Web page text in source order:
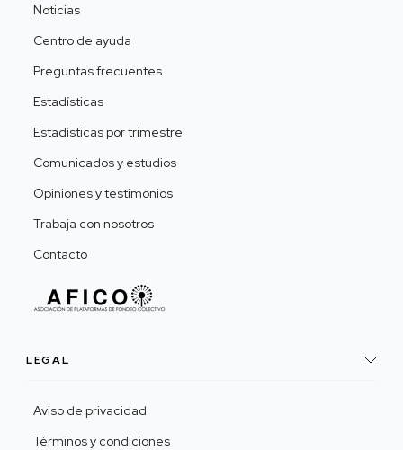
Noticias
Centro de ayuda
Preguntas frecuentes
Estadísticas
Estadísticas por trimestre
Comunicados y estudios
Opiniones y testimonios
Trabaja con nosotros
Contacto
LEGAL
Aviso de privacidad
Términos y condiciones